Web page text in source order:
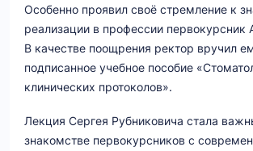
Особенно проявил своё стремление к
реализации в профессии первокурсник
В качестве поощрения ректор вручил
подписанное учебное пособие
клинических протоколов».
Лекция Сергея Рубниковича стала
знакомстве первокурсников с